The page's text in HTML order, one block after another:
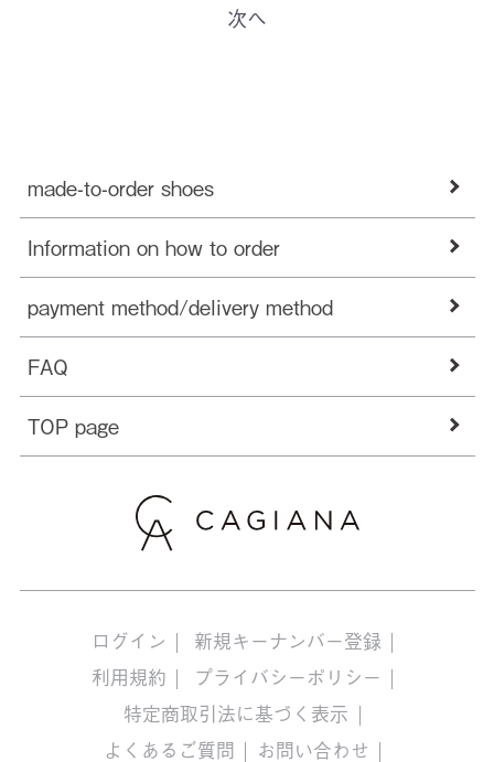
次へ
made-to-order shoes
Information on how to order
payment method/delivery method
FAQ
TOP page
ログイン
新規キーナンバー登録
利用規約
プライバシーポリシー
特定商取引法に基づく表示
よくあるご質問
お問い合わせ